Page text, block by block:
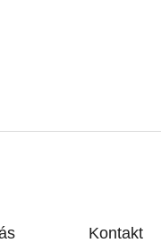
Kontakt